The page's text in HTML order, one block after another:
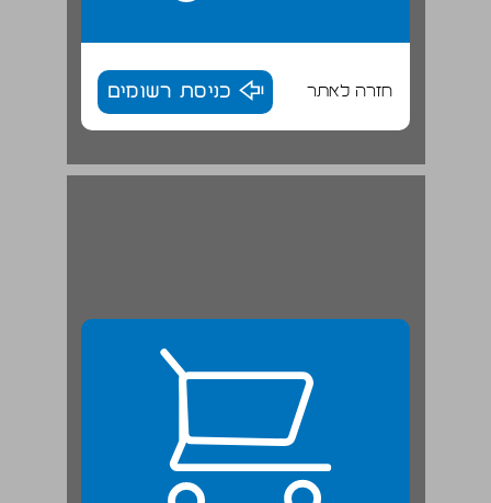
חזרה לאתר כניסת רשומים